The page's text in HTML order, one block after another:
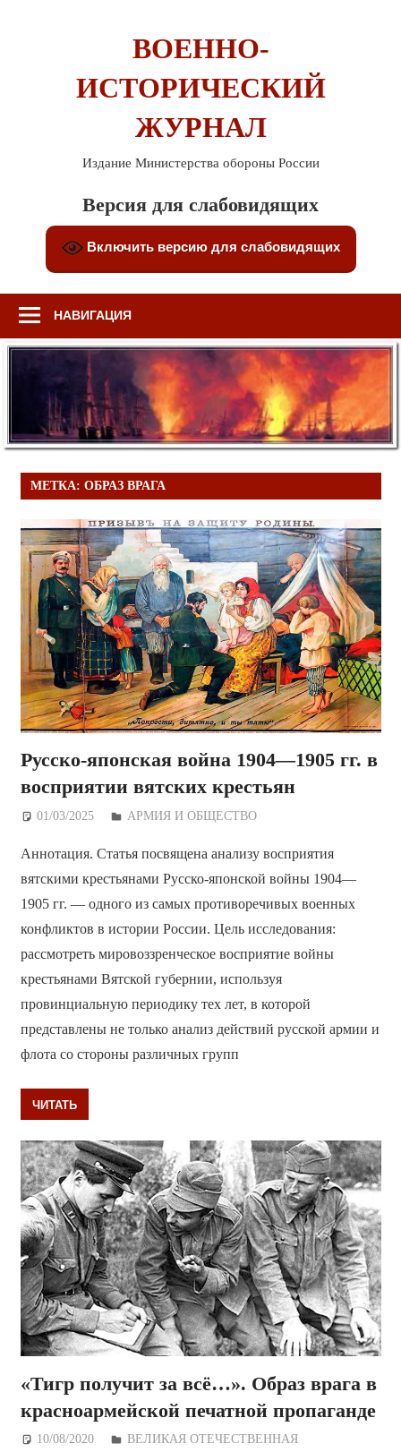
ВОЕННО-
ИСТОРИЧЕСКИЙ
ЖУРНАЛ
Издание Министерства обороны России
Версия для слабовидящих
Включить версию для слабовидящих
НАВИГАЦИЯ
МЕТКА: ОБРАЗ ВРАГА
Русско-японская война 1904—1905 гг. в
восприятии вятских крестьян
01/03/2025 Дежурный по Редакции
АРМИЯ И ОБЩЕСТВО
Аннотация. Статья посвящена анализу восприятия
вятскими крестьянами Русско-японской войны 1904—
1905 гг. — одного из самых противоречивых военных
конфликтов в истории России. Цель исследования:
рассмотреть мировоззренческое восприятие войны
крестьянами Вятской губернии, используя
провинциальную периодику тех лет, в которой
представлены не только анализ действий русской армии и
флота со стороны различных групп
ЧИТАТЬ
«Тигр получит за всё…». Образ врага в
красноармейской печатной пропаганде
10/08/2020 Дежурный по Редакции
ВЕЛИКАЯ ОТЕЧЕСТВЕННАЯ